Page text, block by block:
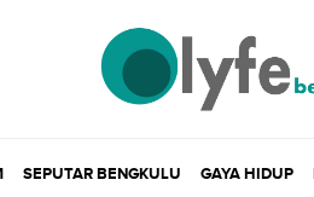
SEPUTAR BENGKULU GAYA HIDUP